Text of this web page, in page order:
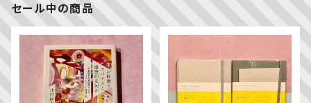
セール中の商品